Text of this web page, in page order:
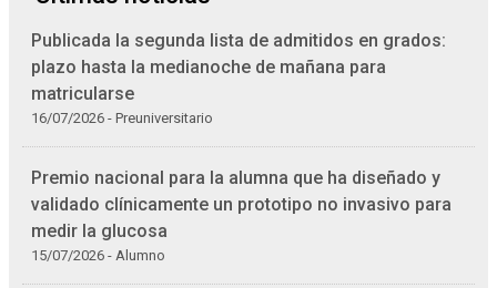
Publicada la segunda lista de admitidos en grados:
plazo hasta la medianoche de mañana para
matricularse
16/07/2026 - Preuniversitario
Premio nacional para la alumna que ha diseñado y
validado clínicamente un prototipo no invasivo para
medir la glucosa
15/07/2026 - Alumno